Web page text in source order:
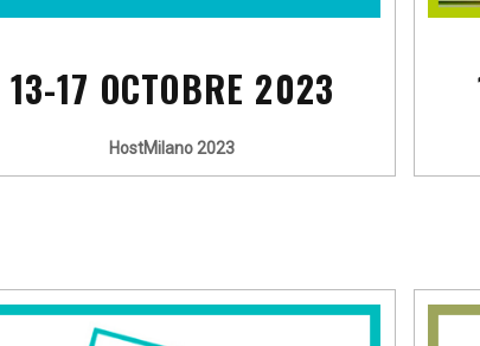
13-17 OCTOBRE 2023
HostMilano 2023